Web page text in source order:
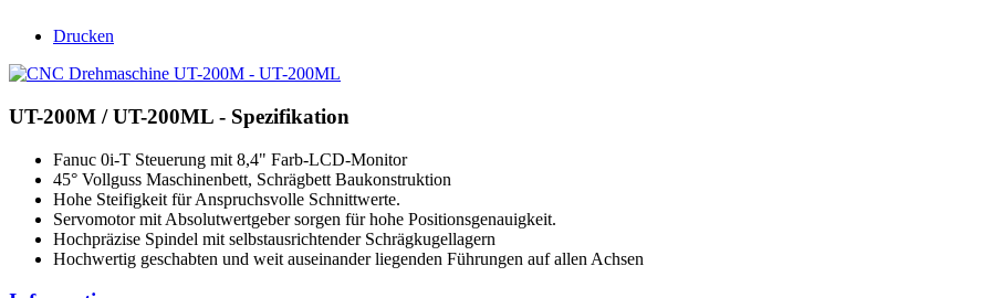
Drucken
UT-200M / UT-200ML - Spezifikation
Fanuc 0i-T Steuerung mit 8,4" Farb-LCD-Monitor
45° Vollguss Maschinenbett, Schrägbett Baukonstruktion
Hohe Steifigkeit für Anspruchsvolle Schnittwerte.
Servomotor mit Absolutwertgeber sorgen für hohe Positionsgenauigkeit.
Hochpräzise Spindel mit selbstausrichtender Schrägkugellagern
Hochwertig geschabten und weit auseinander liegenden Führungen auf allen Achsen